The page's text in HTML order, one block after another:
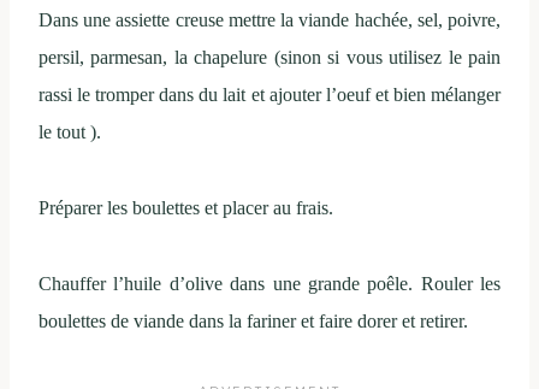
Dans une assiette creuse mettre la viande hachée, sel, poivre,
persil, parmesan, la chapelure (sinon si vous utilisez le pain
rassi le tromper dans du lait et ajouter l’oeuf et bien mélanger
le tout ).
Préparer les boulettes et placer au frais.
Chauffer l’huile d’olive dans une grande poêle. Rouler les
boulettes de viande dans la fariner et faire dorer et retirer.